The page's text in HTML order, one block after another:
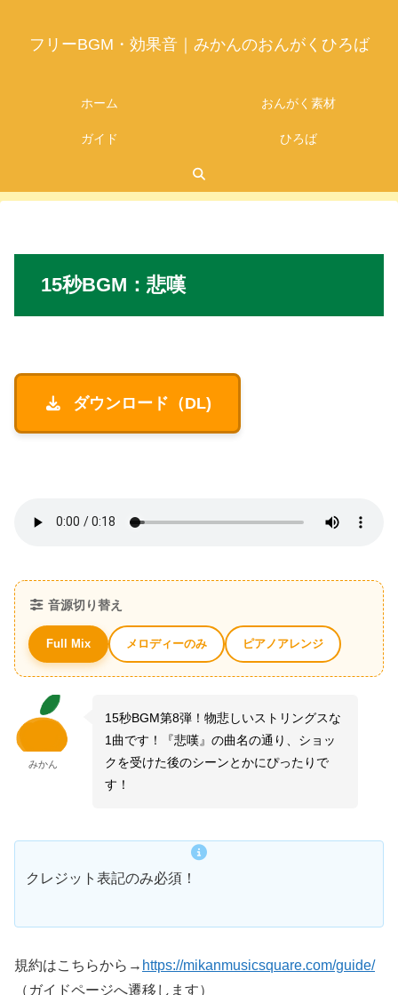
フリーBGM・効果音｜みかんのおんがくひろば
ホーム おんがく素材
ガイド ひろば
15秒BGM ： 悲嘆
ダウンロード（DL)
音源切り替え
Full Mix メロディーのみ ピアノアレンジ
みかん
15秒BGM第8弾！物悲しいストリングスな
1曲です！『悲嘆』の曲名の通り、ショッ
クを受けた後のシーンとかにぴったりで
す！
クレジット表記のみ必須！
規約はこちらから→ https://mikanmusicsquare.com/guide/
（ガイドページへ遷移します）